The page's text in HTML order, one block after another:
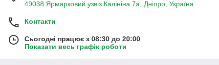
49038 Ярмарковий узвіз Калініна 7а, Дніпро, Україна
Контакти
Сьогодні працює з 08:30 до 20:00
Показати весь графік роботи